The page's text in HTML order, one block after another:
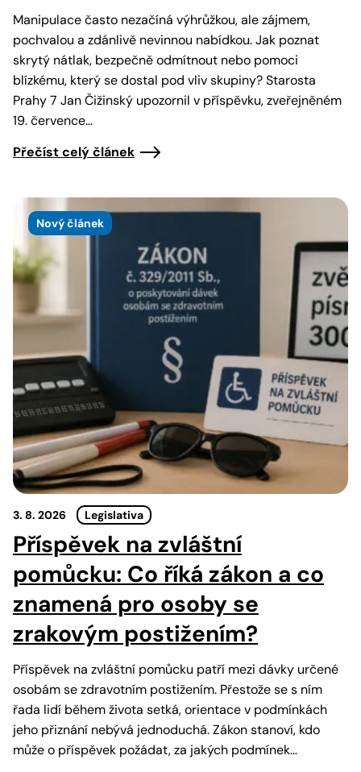
Manipulace často nezačíná výhrůžkou, ale zájmem,
pochvalou a zdánlivě nevinnou nabídkou. Jak poznat
skrytý nátlak, bezpečně odmítnout nebo pomoci
blízkému, který se dostal pod vliv skupiny? Starosta
Prahy 7 Jan Čižinský upozornil v příspěvku, zveřejněném
19. července…
Přečíst celý článek
Nový článek
3. 8. 2026 Legislativa
Příspěvek na zvláštní
pomůcku: Co říká zákon a co
znamená pro osoby se
zrakovým postižením?
Příspěvek na zvláštní pomůcku patří mezi dávky určené
osobám se zdravotním postižením. Přestože se s ním
řada lidí během života setká, orientace v podmínkách
jeho přiznání nebývá jednoduchá. Zákon stanoví, kdo
může o příspěvek požádat, za jakých podmínek…